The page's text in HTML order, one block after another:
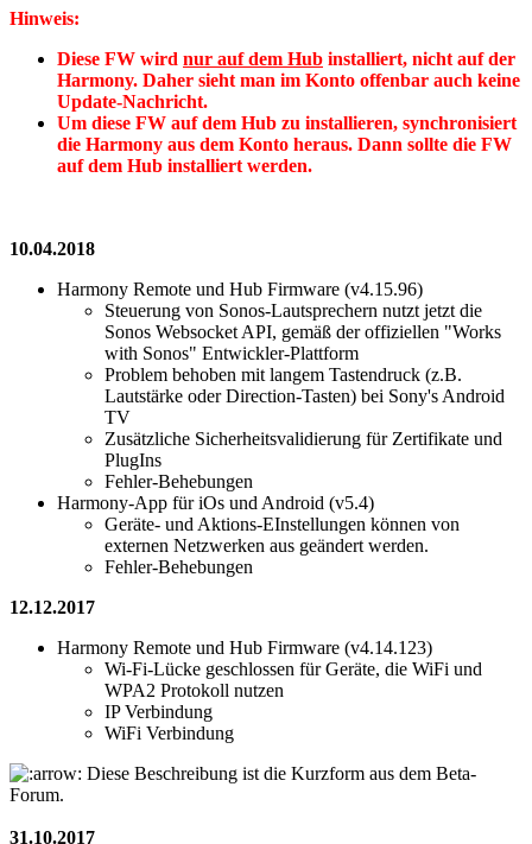
Hinweis:
Diese FW wird nur auf dem Hub installiert, nicht auf der
Harmony. Daher sieht man im Konto offenbar auch keine
Update-Nachricht.
Um diese FW auf dem Hub zu installieren, synchronisiert
die Harmony aus dem Konto heraus. Dann sollte die FW
auf dem Hub installiert werden.
10.04.2018
Harmony Remote und Hub Firmware (v4.15.96)
Steuerung von Sonos-Lautsprechern nutzt jetzt die
Sonos Websocket API, gemäß der offiziellen "Works
with Sonos" Entwickler-Plattform
Problem behoben mit langem Tastendruck (z.B.
Lautstärke oder Direction-Tasten) bei Sony's Android
TV
Zusätzliche Sicherheitsvalidierung für Zertifikate und
PlugIns
Fehler-Behebungen
Harmony-App für iOs und Android (v5.4)
Geräte- und Aktions-EInstellungen können von
externen Netzwerken aus geändert werden.
Fehler-Behebungen
12.12.2017
Harmony Remote und Hub Firmware (v4.14.123)
Wi-Fi-Lücke geschlossen für Geräte, die WiFi und
WPA2 Protokoll nutzen
IP Verbindung
WiFi Verbindung
Diese Beschreibung ist die Kurzform aus dem Beta-
Forum.
31.10.2017